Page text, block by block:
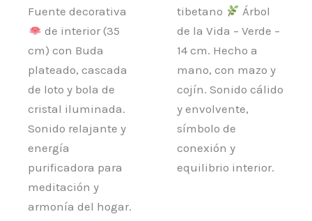
Fuente decorativa
de interior (35
cm) con Buda
plateado, cascada
de loto y bola de
cristal iluminada.
Sonido relajante y
energía
purificadora para
meditación y
armonía del hogar.
tibetano
Árbol
de la Vida – Verde –
14 cm. Hecho a
mano, con mazo y
cojín. Sonido cálido
y envolvente,
símbolo de
conexión y
equilibrio interior.